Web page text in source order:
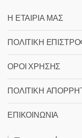
Η ΕΤΑΙΡΙΑ ΜΑΣ
ΠΟΛΙΤΙΚΗ
ΟΡΟΙ ΧΡΗΣΗΣ
ΠΟΛΙΤΙΚΗ
ΕΠΙΚΟΙΝΩΝΙΑ